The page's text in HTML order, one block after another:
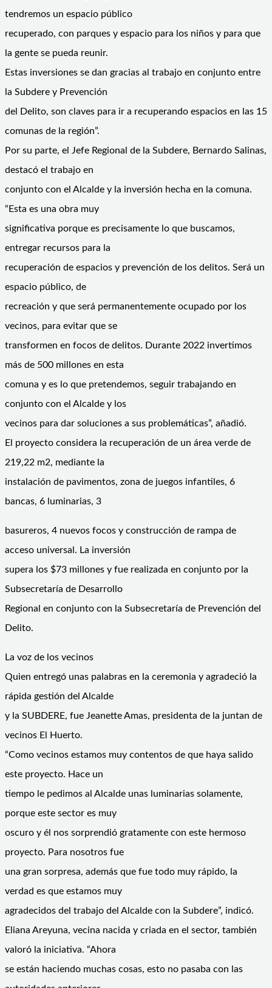
tendremos un espacio público
recuperado, con parques y espacio para los niños y para que
la gente se pueda reunir.
Estas inversiones se dan gracias al trabajo en conjunto entre
la Subdere y Prevención
del Delito, son claves para ir a recuperando espacios en las 15
comunas de la región”.
Por su parte, el Jefe Regional de la Subdere, Bernardo Salinas,
destacó el trabajo en
conjunto con el Alcalde y la inversión hecha en la comuna.
“Esta es una obra muy
significativa porque es precisamente lo que buscamos,
entregar recursos para la
recuperación de espacios y prevención de los delitos. Será un
espacio público, de
recreación y que será permanentemente ocupado por los
vecinos, para evitar que se
transformen en focos de delitos. Durante 2022 invertimos
más de 500 millones en esta
comuna y es lo que pretendemos, seguir trabajando en
conjunto con el Alcalde y los
vecinos para dar soluciones a sus problemáticas”, añadió.
El proyecto considera la recuperación de un área verde de
219,22 m2, mediante la
instalación de pavimentos, zona de juegos infantiles, 6
bancas, 6 luminarias, 3
basureros, 4 nuevos focos y construcción de rampa de
acceso universal. La inversión
supera los $73 millones y fue realizada en conjunto por la
Subsecretaría de Desarrollo
Regional en conjunto con la Subsecretaría de Prevención del
Delito.
La voz de los vecinos
Quien entregó unas palabras en la ceremonia y agradeció la
rápida gestión del Alcalde
y la SUBDERE, fue Jeanette Amas, presidenta de la juntan de
vecinos El Huerto.
“Como vecinos estamos muy contentos de que haya salido
este proyecto. Hace un
tiempo le pedimos al Alcalde unas luminarias solamente,
porque este sector es muy
oscuro y él nos sorprendió gratamente con este hermoso
proyecto. Para nosotros fue
una gran sorpresa, además que fue todo muy rápido, la
verdad es que estamos muy
agradecidos del trabajo del Alcalde con la Subdere”, indicó.
Eliana Areyuna, vecina nacida y criada en el sector, también
valoró la iniciativa. “Ahora
se están haciendo muchas cosas, esto no pasaba con las